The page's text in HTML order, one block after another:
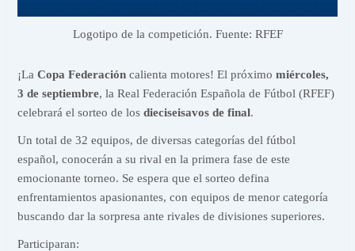
Logotipo de la competición. Fuente: RFEF
¡LaCopa Federación calienta motores! El próximomiércoles,
3 de septiembre, la Real Federación Española de Fútbol (RFEF)
celebrará el sorteo de losdieciseisavos de final.
Un total de 32 equipos, de diversas categorías del fútbol
español, conocerán a su rival en la primera fase de este
emocionante torneo. Se espera que el sorteo defina
enfrentamientos apasionantes, con equipos de menor categoría
buscando dar la sorpresa ante rivales de divisiones superiores.
Participaran: